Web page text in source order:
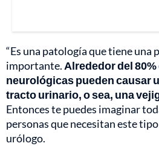
“Es una patología que tiene una
importante. Alrededor del
neurológicas pueden causar
tracto urinario, o sea, una
Entonces te puedes imaginar
personas que necesitan este tipo
urólogo.